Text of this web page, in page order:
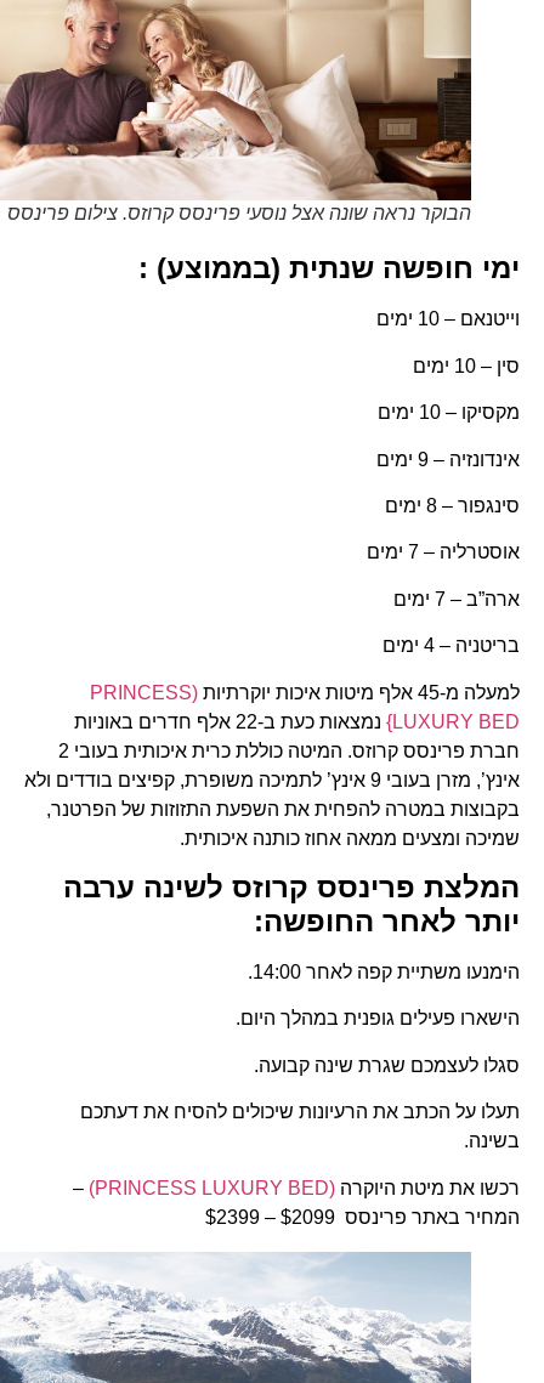
הבוקר נראה שונה אצל נוסעי פרינסס קרוזס. צילום פרינסס
ימי חופשה שנתית (בממוצע) :
וייטנאם – 10 ימים
סין – 10 ימים
מקסיקו – 10 ימים
אינדונזיה – 9 ימים
סינגפור – 8 ימים
אוסטרליה – 7 ימים
ארה”ב – 7 ימים
בריטניה – 4 ימים
למעלה מ-45 אלף מיטות איכות יוקרתיות
(PRINCESS
LUXURY BED}
נמצאות כעת ב-22 אלף חדרים באוניות
חברת פרינסס קרוזס. המיטה כוללת כרית איכותית בעובי 2
אינץ’, מזרן בעובי 9 אינץ’ לתמיכה משופרת, קפיצים בודדים ולא
בקבוצות במטרה להפחית את השפעת התזוזות של הפרטנר,
שמיכה ומצעים ממאה אחוז כותנה איכותית.
המלצת פרינסס קרוזס לשינה ערבה
יותר לאחר החופשה:
הימנעו משתיית קפה לאחר 14:00.
הישארו פעילים גופנית במהלך היום.
סגלו לעצמכם שגרת שינה קבועה.
תעלו על הכתב את הרעיונות שיכולים להסיח את דעתכם
בשינה.
רכשו את מיטת היוקרה(PRINCESS LUXURY BED)
–
המחיר באתר פרינסס $2099 – $2399